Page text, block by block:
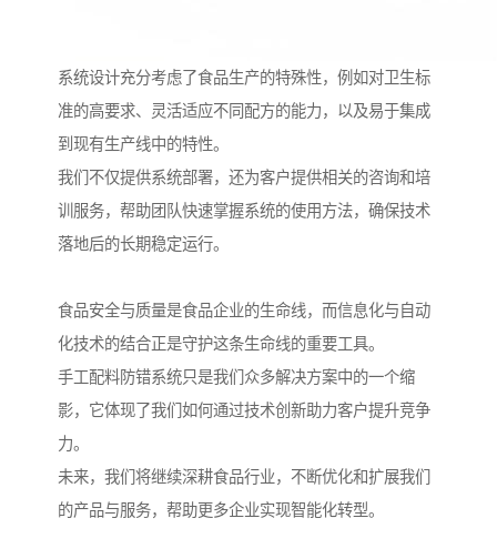
系统设计充分考虑了食品生产的特殊性，例如对卫生标
准的高要求、灵活适应不同配方的能力，以及易于集成
到现有生产线中的特性。
我们不仅提供系统部署，还为客户提供相关的咨询和培
训服务，帮助团队快速掌握系统的使用方法，确保技术
落地后的长期稳定运行。
食品安全与质量是食品企业的生命线，而信息化与自动
化技术的结合正是守护这条生命线的重要工具。
手工配料防错系统只是我们众多解决方案中的一个缩
影，它体现了我们如何通过技术创新助力客户提升竞争
力。
未来，我们将继续深耕食品行业，不断优化和扩展我们
的产品与服务，帮助更多企业实现智能化转型。